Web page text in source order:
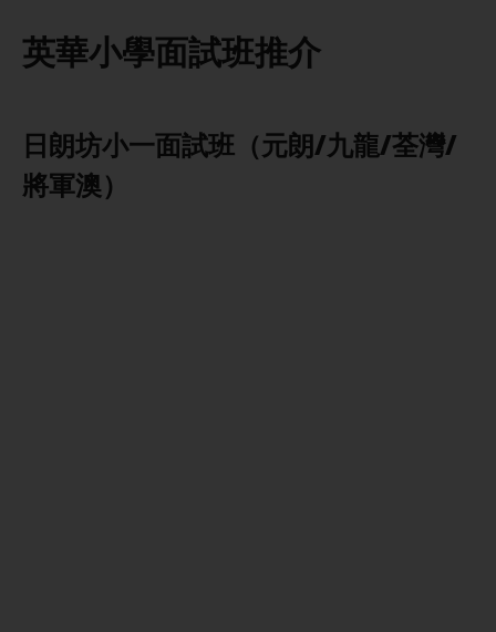
英華小學面試班推介
日朗坊小一面試班（元朗/九龍/荃灣/
將軍澳）